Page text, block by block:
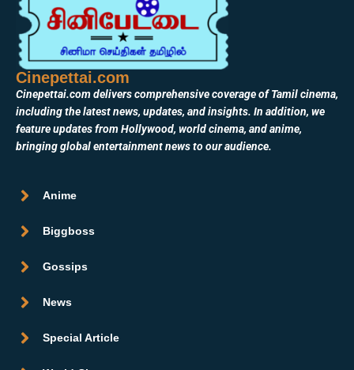
Cinepettai.com
Cinepettai.com delivers comprehensive coverage of Tamil cinema,
including the latest news, updates, and insights. In addition, we
feature updates from Hollywood, world cinema, and anime,
bringing global entertainment news to our audience.
Anime
Biggboss
Gossips
News
Special Article